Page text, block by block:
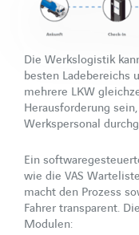
Die Werkslogistik
besten Ladebereichs
mehrere LKW
Herausforderung
Werkspersonal
Ein
wie die VAS
macht den Prozess
Fahrer transparent.
Modulen: